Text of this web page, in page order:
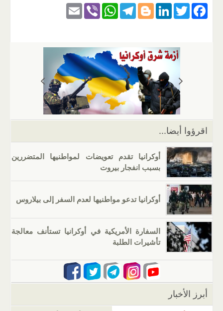
F
k
T
er
Li
e
dI
n
Bl
g
er
T
gr
a
m
W
s
A
p
p
Vi
اقرؤوا أيضا...
أوكرانيا تقدم تعويضات لمواطنيها المتضررين
بسبب انفجار بيروت
أوكرانيا تدعو مواطنيها لعدم السفر إلى بيلاروس
السفارة الأمريكية في أوكرانيا تستأنف معالجة
تأشيرات الطلبة
أبرز الأخبار